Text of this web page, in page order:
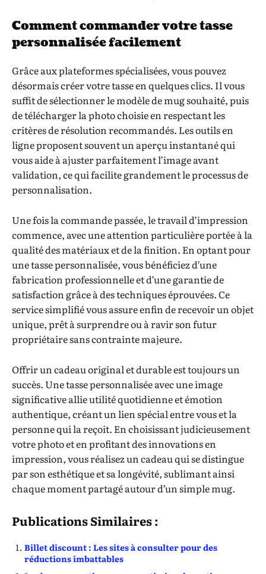
Comment commander votre tasse
personnalisée facilement
Grâce aux plateformes spécialisées, vous pouvez
désormais créer votre tasse en quelques clics. Il vous
suffit de sélectionner le modèle de mug souhaité, puis
de télécharger la photo choisie en respectant les
critères de résolution recommandés. Les outils en
ligne proposent souvent un aperçu instantané qui
vous aide à ajuster parfaitement l’image avant
validation, ce qui facilite grandement le processus de
personnalisation.
Une fois la commande passée, le travail d’impression
commence, avec une attention particulière portée à la
qualité des matériaux et de la finition. En optant pour
une tasse personnalisée, vous bénéficiez d’une
fabrication professionnelle et d’une garantie de
satisfaction grâce à des techniques éprouvées. Ce
service simplifié vous assure enfin de recevoir un objet
unique, prêt à surprendre ou à ravir son futur
propriétaire sans contrainte majeure.
Offrir un cadeau original et durable est toujours un
succès. Une tasse personnalisée avec une image
significative allie utilité quotidienne et émotion
authentique, créant un lien spécial entre vous et la
personne qui la reçoit. En choisissant judicieusement
votre photo et en profitant des innovations en
impression, vous réalisez un cadeau qui se distingue
par son esthétique et sa longévité, sublimant ainsi
chaque moment partagé autour d’un simple mug.
Publications Similaires :
Billet discount : Les sites à consulter pour des
réductions imbattables